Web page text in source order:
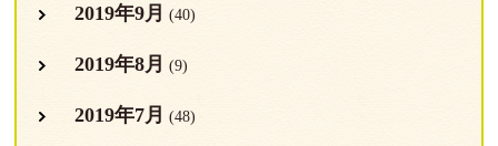
2019年9月 (40)
2019年8月 (9)
2019年7月 (48)